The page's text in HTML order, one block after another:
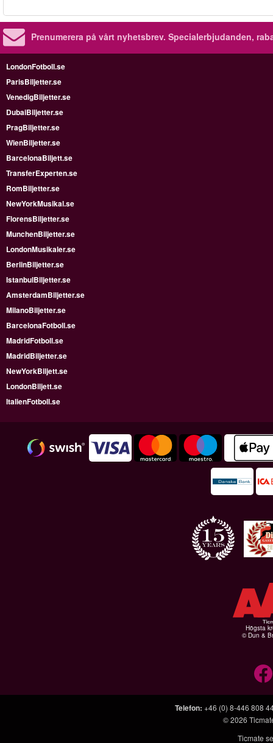
Prenumerera på vårt nyhetsbrev. Specialerbjudanden,
LondonFotboll.se
ParisBiljetter.se
VenedigBiljetter.se
DubaiBiljetter.se
PragBiljetter.se
WienBiljetter.se
BarcelonaBiljett.se
TransferExperten.se
RomBiljetter.se
NewYorkMusikal.se
FlorensBiljetter.se
MunchenBiljetter.se
LondonMusikaler.se
BerlinBiljetter.se
IstanbulBiljetter.se
AmsterdamBiljetter.se
MilanoBiljetter.se
BarcelonaFotboll.se
MadridFotboll.se
MadridBiljetter.se
NewYorkBiljett.se
LondonBiljett.se
ItalienFotboll.se
Högsta
© Dun &
Telefon: +46 (0) 8-446 808
© 2026
Ticmate